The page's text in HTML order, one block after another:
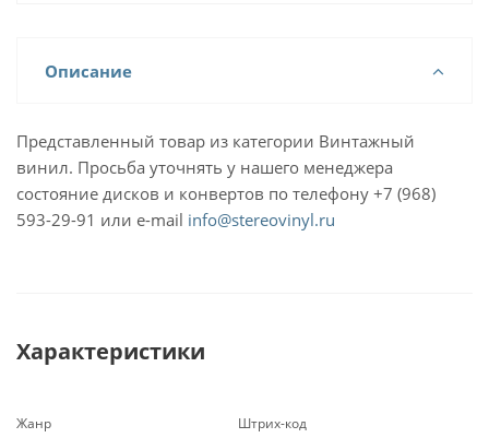
Описание
Представленный товар из категории Винтажный
винил. Просьба уточнять у нашего менеджера
состояние дисков и конвертов по телефону +7 (968)
593-29-91 или e-mail info@stereovinyl.ru
Характеристики
Жанр Штрих-код